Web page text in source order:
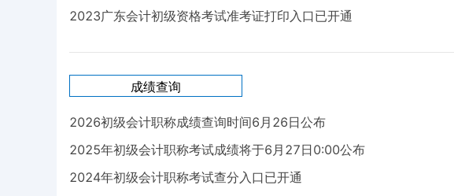
2023广东会计初级资格考试准考证打印入口已开通
成绩查询
2026初级会计职称成绩查询时间6月26日公布
2025年初级会计职称考试成绩将于6月27日0:00公布
2024年初级会计职称考试查分入口已开通